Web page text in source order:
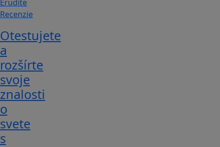
Recenzie
Otestujete
a
rozšírte
svoje
znalosti
o
svete
s